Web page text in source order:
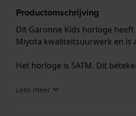
Productomschrijving
Dit Garonne Kids horloge
Miyota kwaliteitsuurwerk en is
Het horloge is 5ATM. Dit
.Lees meer